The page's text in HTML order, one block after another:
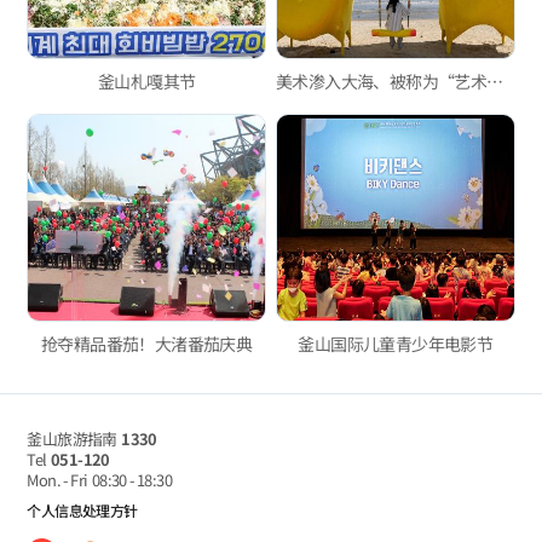
釜山札嘎其节 美术渗入大海、被称为“艺术”的时光，釜山海洋美术节
抢夺精品番茄！大渚番茄庆典 釜山国际儿童青少年电影节
釜山旅游指南 1330
Tel 051-120
Mon. - Fri 08:30 - 18:30
个人信息处理方针